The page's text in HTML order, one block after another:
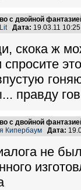
с двойной
Дата: 19.03.11
скока ж
спросите
правду
с двойной
Кипербаум Дата:
не